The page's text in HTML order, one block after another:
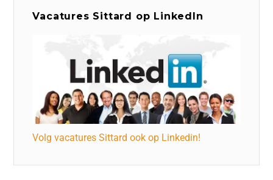
Vacatures Sittard op LinkedIn
Volg vacatures Sittard ook op Linkedin!